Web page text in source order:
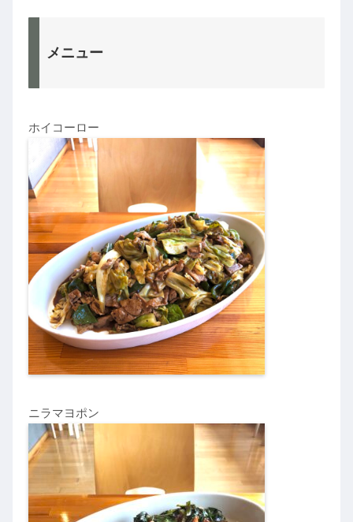
メニュー
ホイコーロー
ニラマヨポン